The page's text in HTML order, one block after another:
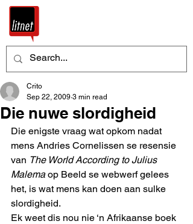
Die nuwe slordigheid
Crito
Sep 22, 2009 3 min read
Die enigste vraag wat opkom nadat
mens Andries Cornelissen se resensie
van The World According to Julius
Malema op Beeld se webwerf gelees
het, is wat mens kan doen aan sulke
slordigheid.
Ek weet dis nou nie ‘n Afrikaanse boek